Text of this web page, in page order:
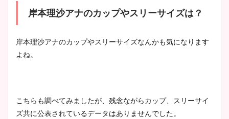
岸本理沙アナのカップやスリーサイズは？
岸本理沙アナのカップやスリーサイズなんかも気になります
よね。
こちらも調べてみましたが、残念ながらカップ、スリーサイ
ズ共に公表されているデータはありませんでした。